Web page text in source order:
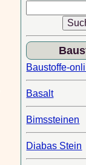
Baustoffe-
Basalt
Bimssteinen
Diabas Stein